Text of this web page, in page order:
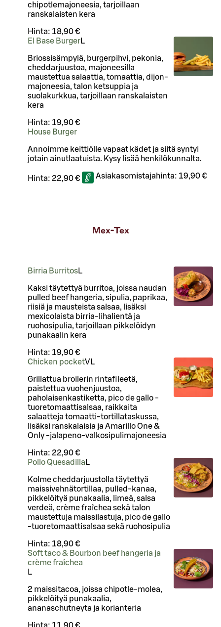
chipotlemajoneesia, tarjoillaan
ranskalaisten kera
Hinta: 18,90 €
El Base BurgerL
Briossisämpylä, burgerpihvi, pekonia,
cheddarjuustoa, majoneesilla
maustettua salaattia, tomaattia, dijon-
majoneesia, talon ketsuppia ja
suolakurkkua, tarjoillaan ranskalaisten
kera
Hinta: 19,90 €
House Burger
Annoimme keittiölle vapaat kädet ja siitä syntyi
jotain ainutlaatuista. Kysy lisää henkilökunnalta.
Hinta: 22,90 € Asiakasomistajahinta: 19,90 €
Mex-Tex
Birria BurritosL
Kaksi täytettyä burritoa, joissa naudan
pulled beef hangeria, sipulia, paprikaa,
riisiä ja mausteista salsaa, lisäksi
mexicolaista birria-lihalientä ja
ruohosipulia, tarjoillaan pikkelöidyn
punakaalin kera
Hinta: 19,90 €
Chicken pocketVL
Grillattua broilerin rintafileetä,
paistettua vuohenjuustoa,
paholaisenkastiketta, pico de gallo -
tuoretomaattisalsaa, raikkaita
salaatteja tomaatti-tortillataskussa,
lisäksi ranskalaisia ja Amarillo One &
Only -jalapeno-valkosipulimajoneesia
Hinta: 22,90 €
Pollo Quesadilla L
Kolme cheddarjuustolla täytettyä
maissivehnätortillaa, pulled-kanaa,
pikkelöityä punakaalia, limeä, salsa
verdeä, crème fraîchea sekä talon
maustettuja maissilastuja, pico de gallo
-tuoretomaattisalsaa sekä ruohosipulia
Hinta: 18,90 €
Soft taco & Bourbon beef hangeria ja
crème fraîchea
L
2 maissitacoa, joissa chipotle-molea,
pikkelöityä punakaalia,
ananaschutneyta ja korianteria